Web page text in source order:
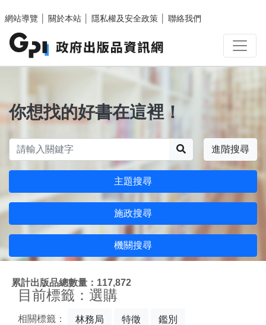
網站導覽
關於本站 隱私權及安全政策 聯絡我們
你想找的好書在這裡！
進階搜尋
主題搜尋
施政搜尋
機關搜尋
累計出版品總數量：117,872
目前標籤：選購
相關標籤： 林務局 特徵 鑑別